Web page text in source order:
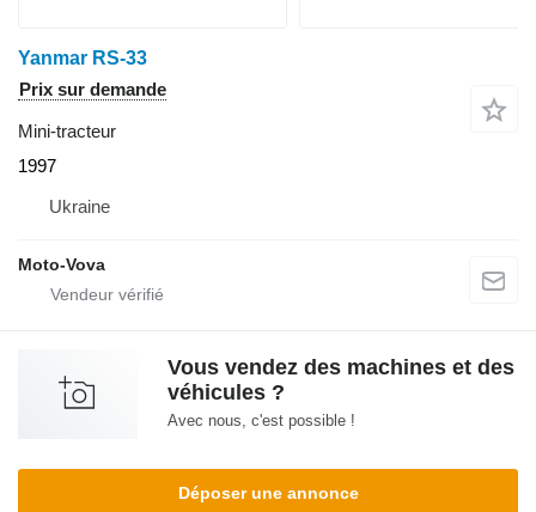
Yanmar RS-33
Prix sur demande
Mini-tracteur
1997
Ukraine
Moto-Vova
Vous vendez des machines et des
véhicules ?
Avec nous, c'est possible !
Déposer une annonce